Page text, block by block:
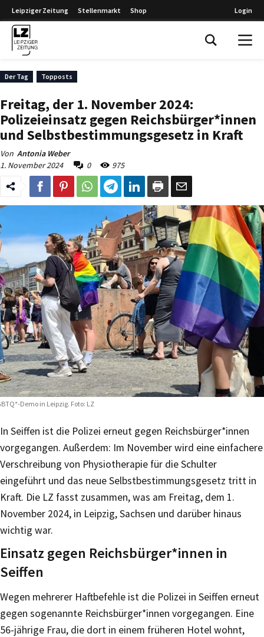
Leipziger Zeitung Stellenmarkt Shop Login
Der Tag Topposts
Freitag, der 1. November 2024:
Polizeieinsatz gegen Reichsbürger*innen
und Selbstbestimmungsgesetz in Kraft
Von Antonia Weber
1. November 2024
0 975
Demo in Leipzig. Foto: LZ
In Seiffen ist die Polizei erneut gegen Reichsbürger*innen
vorgegangen. Außerdem: Im November wird eine einfachere
Verschreibung von Physiotherapie für die Schulter
eingeführt und das neue Selbstbestimmungsgesetz tritt in
Kraft. Die LZ fasst zusammen, was am Freitag, dem 1.
November 2024, in Leipzig, Sachsen und darüber hinaus
wichtig war.
Einsatz gegen Reichsbürger*innen in
Seiffen
Wegen mehrerer Haftbefehle ist die Polizei in Seiffen erneut
gegen sogenannte Reichsbürger*innen vorgegangen. Eine
56-jährige Frau, die dort in einem früheren Hotel wohnt,